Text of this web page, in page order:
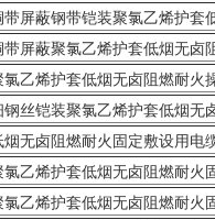
屏蔽钢带铠装聚氯乙烯护套
屏蔽聚氯乙烯护套低烟无卤
乙烯护套低烟无卤阻燃耐火
丝铠装聚氯乙烯护套低烟无
无卤阻燃耐火固定敷设用电
乙烯护套低烟无卤阻燃耐火
乙烯护套低烟无卤阻燃耐火